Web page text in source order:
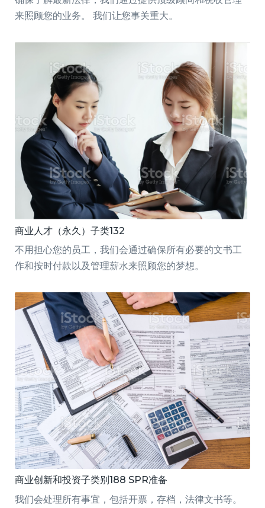
来照顾您的业务。 我们让您事关重大。
商业人才（永久）子类132
不用担心您的员工，我们会通过确保所有必要的文书工
作和按时付款以及管理薪水来照顾您的梦想。
商业创新和投资子类别188 SPR准备
我们会处理所有事宜，包括开票，存档，法律文书等。